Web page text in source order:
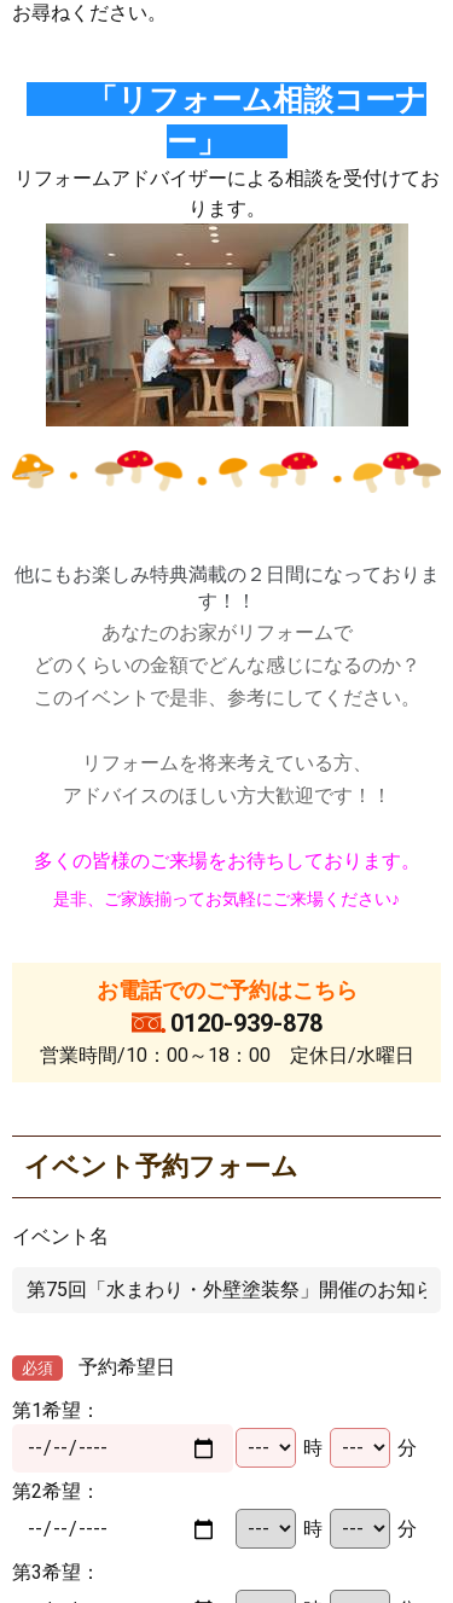
お尋ねください。
「リフォーム相談コーナ
ー」
リフォームアドバイザーによる相談を受付けてお
ります。
他にもお楽しみ特典満載の２日間になっておりま
す！！
あなたのお家がリフォームで
どのくらいの金額でどんな感じになるのか？
このイベントで是非、参考にしてください。
リフォームを将来考えている方、
アドバイスのほしい方大歓迎です！！
多くの皆様のご来場をお待ちしております。
是非、ご家族揃ってお気軽にご来場ください♪
お電話でのご予約はこちら
0120-939-878
営業時間/10：00～18：00 定休日/水曜日
イベント予約フォーム
イベント名
必須
予約希望日
第1希望：
時
分
第2希望：
時
分
第3希望：